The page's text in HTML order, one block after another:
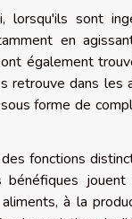
lorsqu'ils sont
en
également
retrouve dans les
forme de
fonctions
bénéfiques
à la